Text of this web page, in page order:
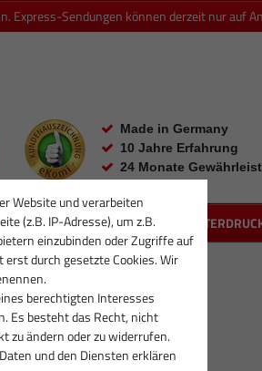
Express-Sendungen können derzeit nur auf
Made in Germany
10 Jahre Erfahrung
24 Monate
RUMPFGRUPPEN
Website und verarbeiten
(z.B. IP-Adresse), um z.B.
einzubinden oder Zugriffe auf
durch gesetzte Cookies. Wir
berechtigten Interesses
Es besteht das Recht, nicht
zu ändern oder zu widerrufen.
und den Diensten erklären